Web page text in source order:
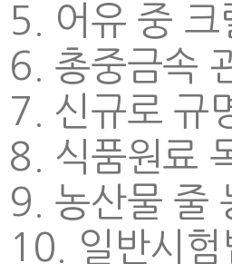
5. 어유 중 크
6. 총중금속
7. 신규로 규
8. 식품원료
9. 농산물 줄
10. 일반시험